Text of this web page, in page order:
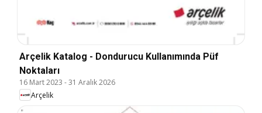
Arçelik Katalog - Dondurucu Kullanımında Püf
Noktaları
16 Mart 2023 -31 Aralık 2026
Arçelik